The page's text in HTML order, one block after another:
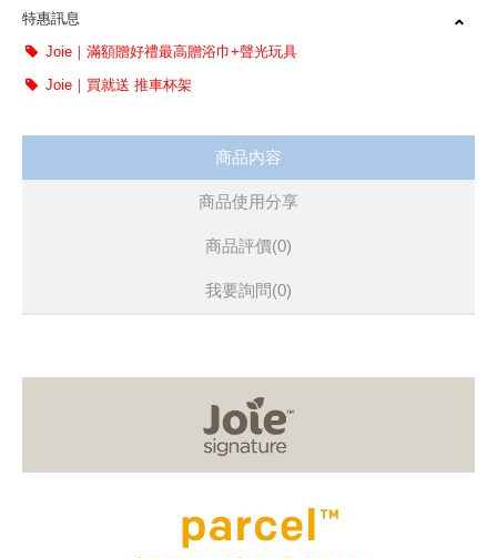
五點式磁吸扣，一秒扣合
一個動作，瞬間折疊收合車身
符合登機行李尺寸
特惠訊息
Joie｜滿額贈好禮最高贈浴巾+聲光玩具
Joie｜買就送 推車杯架
商品內容
商品使用分享
商品評價(0)
我要詢問(0)